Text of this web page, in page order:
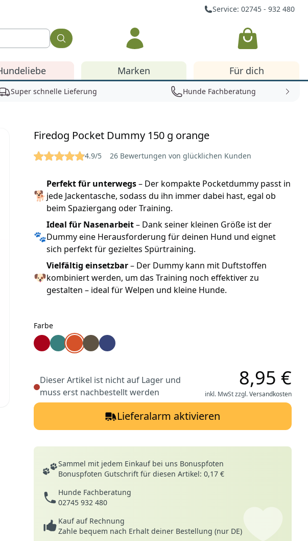
Service: 02745 - 932 480
Warenkorb
Marken Für dich
Super schnelle Lieferung Hunde Fachberatung
Firedog Pocket Dummy 150 g orange
Reviews 4.9/5 26 Bewertungen von glücklichen Kunden
🐕
Perfekt für unterwegs– Der kompakte Pocketdummy passt in
jede Jackentasche, sodass du ihn immer dabei hast, egal ob
beim Spaziergang oder Training.
🐾
Ideal für Nasenarbeit– Dank seiner kleinen Größe ist der
Dummy eine Herausforderung für deinen Hund und eignet
sich perfekt für gezieltes Spürtraining.
🐶
Vielfältig einsetzbar– Der Dummy kann mit Duftstoffen
kombiniert werden, um das Training noch effektiver zu
gestalten – ideal für Welpen und kleine Hunde.
Farbe
Farbe
Firedog Pocket Dummy 150 g rot
Firedog Pocket Dummy 150 g grün
Firedog Pocket Dummy 150 g orange
Firedog Pocket Dummy 150 g khaki
Firedog Pocket Dummy 150 g blau
Dieser Artikel ist nicht auf Lager und
muss erst nachbestellt werden
8,95 €
inkl. MwSt zzgl.Versandkosten
Lieferalarm aktivieren
Deine Vorteile
Sammel mit jedem Einkauf bei uns Bonuspfoten
Bonuspfoten Gutschrift für diesen Artikel: 0,17 €
Hunde Fachberatung
02745 932 480
Kauf auf Rechnung
Zahle bequem nach Erhalt deiner Bestellung (nur DE)